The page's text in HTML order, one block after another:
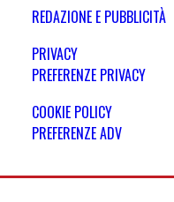
REDAZIONE E PUBBLICITÀ
PRIVACY
PREFERENZE PRIVACY
COOKIE POLICY
PREFERENZE ADV